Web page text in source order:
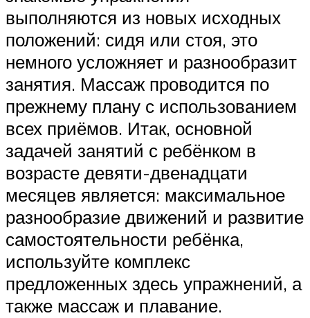
выполняются из новых исходных
положений: сидя или стоя, это
немного усложняет и разнообразит
занятия. Массаж проводится по
прежнему плану с использованием
всех приёмов. Итак, основной
задачей занятий с ребёнком в
возрасте девяти-двенадцати
месяцев является: максимальное
разнообразие движений и развитие
самостоятельности ребёнка,
используйте комплекс
предложенных здесь упражнений, а
также массаж и плавание.